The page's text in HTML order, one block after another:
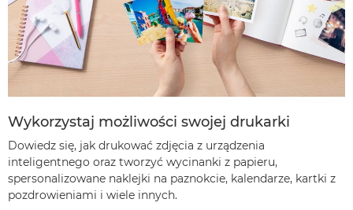
Wykorzystaj możliwości swojej drukarki
Dowiedz się, jak drukować zdjęcia z urządzenia
inteligentnego oraz tworzyć wycinanki z papieru,
spersonalizowane naklejki na paznokcie, kalendarze, kartki z
pozdrowieniami i wiele innych.